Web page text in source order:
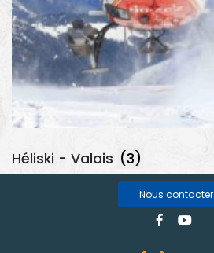
Héliski - Valais (3)
Nous contacter